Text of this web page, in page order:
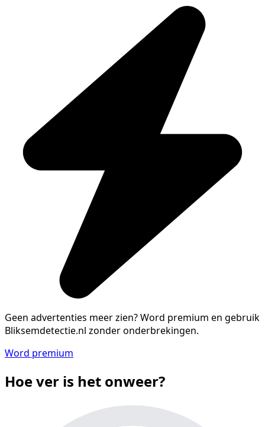
Geen advertenties meer zien?Word premium en gebruik
Bliksemdetectie.nl zonder onderbrekingen.
Word premium
Hoe ver is het onweer?